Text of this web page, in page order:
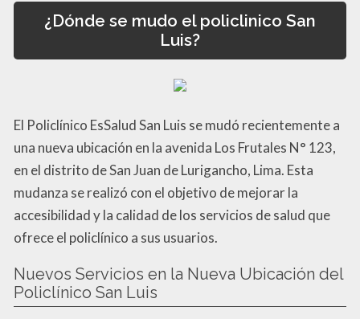
¿Dónde se mudo el policlinico San
Luis?
El Policlínico EsSalud San Luis se mudó recientemente a
una nueva ubicación en la avenida Los Frutales N° 123,
en el distrito de San Juan de Lurigancho, Lima. Esta
mudanza se realizó con el objetivo de mejorar la
accesibilidad y la calidad de los servicios de salud que
ofrece el policlínico a sus usuarios.
Nuevos Servicios en la Nueva Ubicación del
Policlínico San Luis